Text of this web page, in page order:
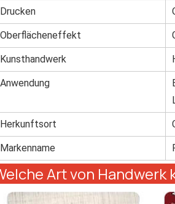
Drucken
Oberflächeneffekt
Kunsthandwerk
Anwendung
Herkunftsort
Markenname
Art von Handwerk